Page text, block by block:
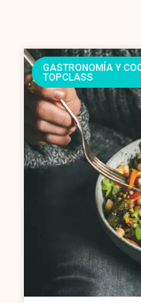
GASTRONOMÍA Y
TOPCLASS